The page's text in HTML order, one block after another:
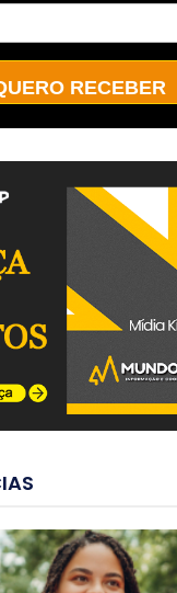
RECEBER